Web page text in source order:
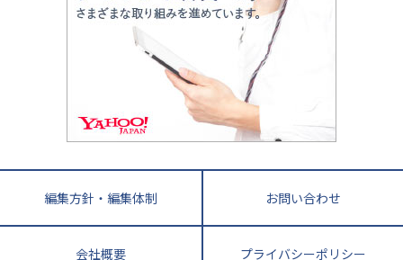
香川県
高知県
長崎県 熊本県
鹿児島県 沖縄県
家庭教師
悩み多き「大学受験」相談室
英語・英会話・英検対策
小学校教師が解説！中学受験のリアル
教育ジャーナリストが徹底解説！ 大学受験の羅
編集方針・編集体制 お問い合わせ
会社概要 プライバシーポリシー